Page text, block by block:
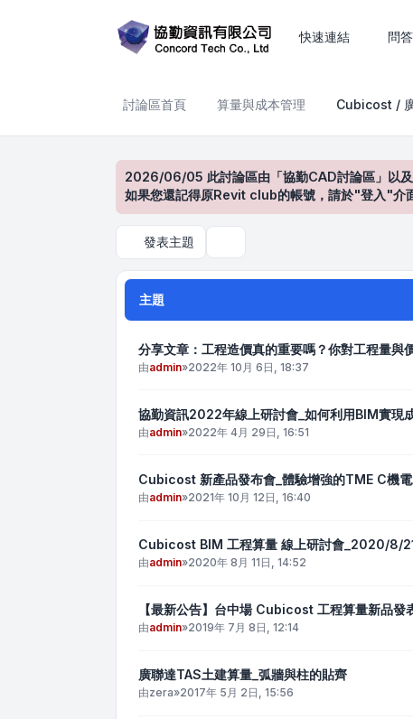
快速連結 問
討論區首頁 算量與成本管理 Cubicost /
2026/06/05 此討論區由「協勤CAD討論區」以
如果您還記得原Revit club的帳號，請於"登入"介
發表主題
主題
分享文章：工程造價真的重要嗎？你對工程量與
由admin»2022年 10月 6日, 18:37
協勤資訊2022年線上研討會_如何利用BIM實現
由admin»2022年 4月 29日, 16:51
Cubicost 新產品發布會_體驗增強的TME C機
由admin»2021年 10月 12日, 16:40
Cubicost BIM 工程算量 線上研討會_2020/8/
由admin»2020年 8月 11日, 14:52
【最新公告】台中場 Cubicost 工程算量新品
由admin»2019年 7月 8日, 12:14
廣聯達TAS土建算量_弧牆與柱的貼齊
由zera»2017年 5月 2日, 15:56